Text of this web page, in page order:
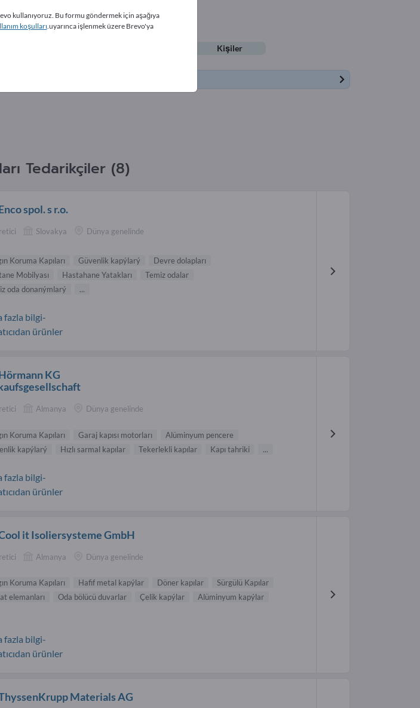
Kişiler
Tedarikçiler (8)
spol. s r.o.
Slovakya Dünya genelinde
Koruma Kapıları Güvenlik kapýlarý
Devre dolapları
Mobilyası
Hastahane Yatakları
Temiz odalar
oda donanýmlarý
...
fazla bilgi-
ürünler
KG
Almanya Dünya genelinde
Koruma Kapıları Garaj kapısı motorları
Alüminyum pencere
kapýlarý
Hızlı sarmal kapılar Tekerlekli kapılar Kapı tahriki ...
fazla bilgi-
ürünler
it Isoliersysteme GmbH
Almanya Dünya genelinde
Koruma Kapıları Hafif metal kapýlar Döner kapılar
Sürgülü Kapılar
elemanları
Oda bölücü duvarlar Çelik kapýlar
Alüminyum kapýlar
fazla bilgi-
ürünler
Materials AG
kullanıyoruz. Bu formu göndermek için aşağıya
koşulları.uyarınca işlenmek üzere Brevo'ya